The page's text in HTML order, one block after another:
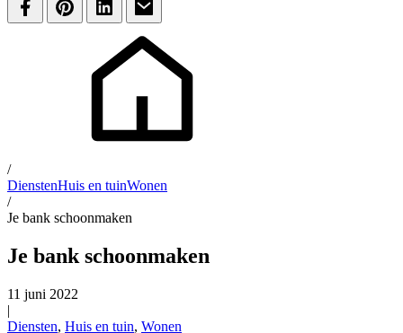
/
DienstenHuis en tuinWonen
/
Je bank schoonmaken
Je bank schoonmaken
11 juni 2022
|
Diensten, Huis en tuin, Wonen